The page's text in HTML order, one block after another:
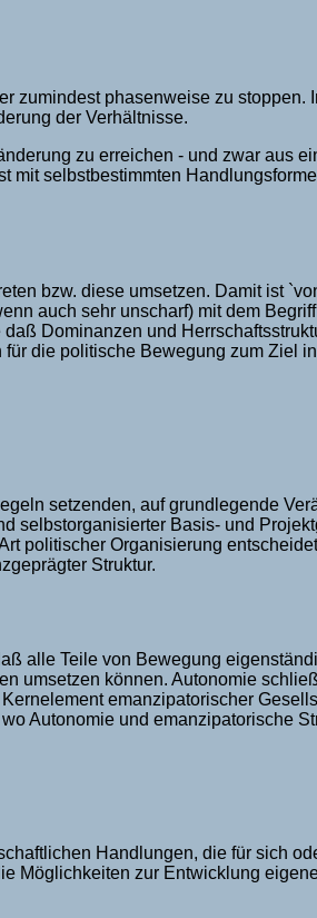
zumindest phasenweise zu stoppen.
der Verhältnisse.
zu erreichen - und zwar aus
mit selbstbestimmten
bzw. diese umsetzen. Damit ist
auch sehr unscharf) mit dem
Dominanzen und
die politische Bewegung zum Ziel
setzenden, auf grundlegende
selbstorganisierter Basis- und
politischer Organisierung
Struktur.
alle Teile von Bewegung
umsetzen können. Autonomie
emanzipatorischer
Autonomie und emanzipatorische
Handlungen, die für sich
Möglichkeiten zur Entwicklung